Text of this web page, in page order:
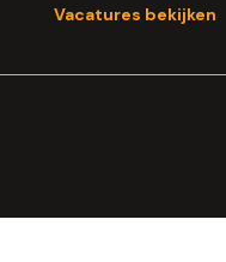
Vacatures bekijken